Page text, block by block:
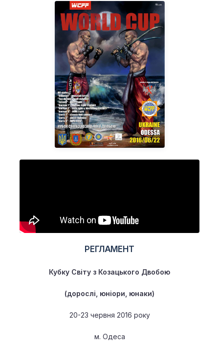
РЕГЛАМЕНТ
Кубку Світу з Козацького Двобою
(дорослі, юніори, юнаки)
20-23 червня 2016 року
м. Одеса